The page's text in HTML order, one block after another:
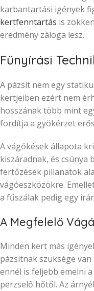
karbantartási igények
kertfenntartás is
eredmény záloga lesz.
Fűnyírási
A pázsit nem egy
kertjeiben ezért nem
hosszának több mint
fordítja a gyökérzet
A vágókések állapota
kiszáradnak, és csúnya
fertőzések pillanatok
vágóeszközökre.
a fűszálak pedig egy
A Megfelelő
Minden kert más
pázsitnak szüksége
ennél is feljebb emelni
perzselő hőtől. Az